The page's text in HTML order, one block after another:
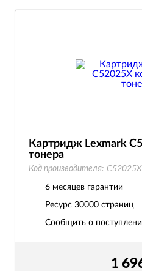
1
Картридж Lexmark
тонера
Код производителя: C52025X
6 месяцев гарантии
Ресурс 30000 страниц
Сообщить о